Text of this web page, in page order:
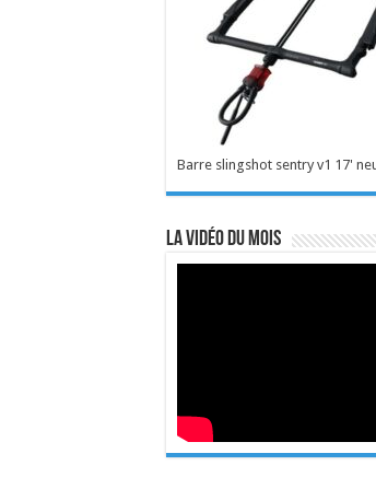
Barre slingshot sentry v1 17'
La vidéo du mois